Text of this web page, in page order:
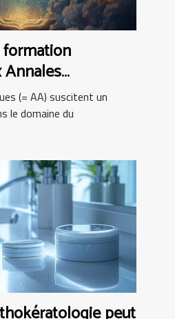
formation
(= AA) suscitent un
le domaine du